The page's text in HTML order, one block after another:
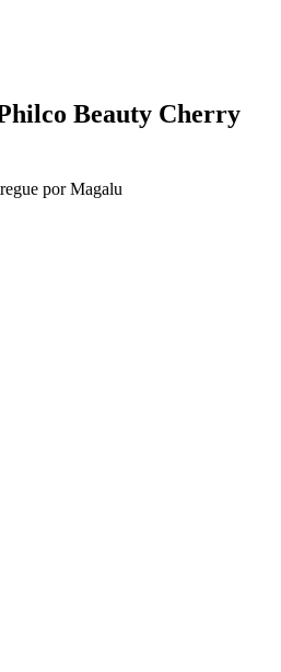
Beauty Cherry
por Magalu